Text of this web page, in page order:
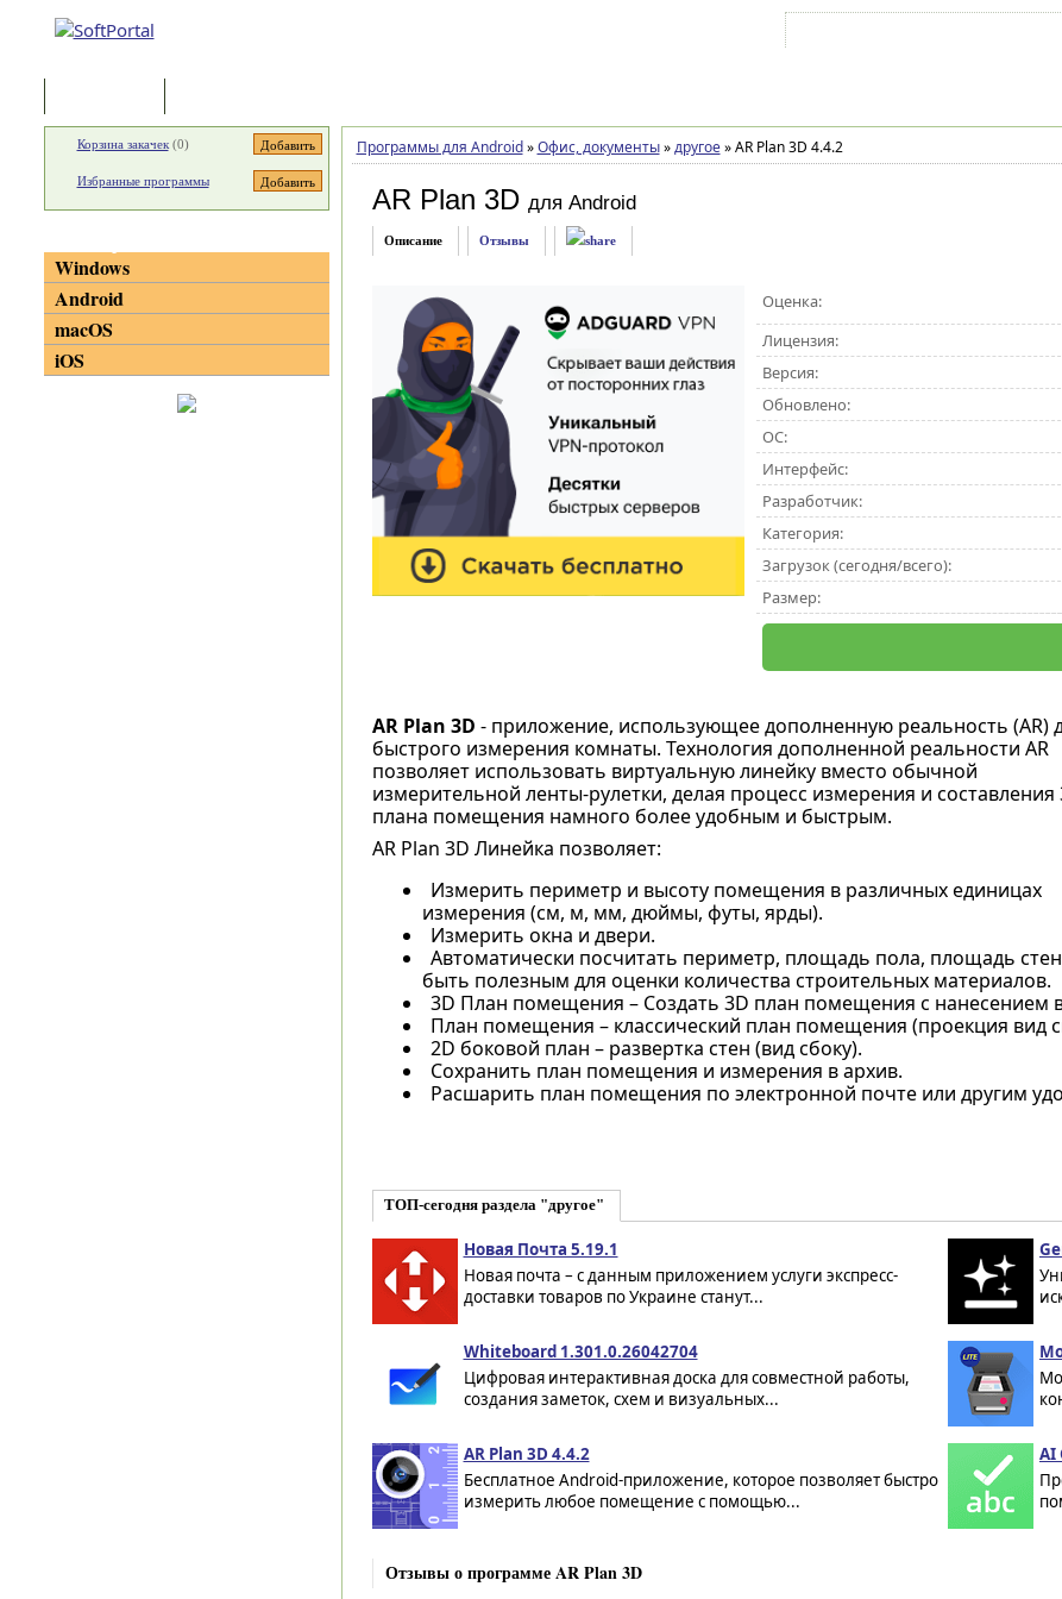
Программы для Android » Офис, документы » другое »AR Plan 3D 4.4.2
AR Plan 3D для Android
Описание Отзывы
Оценка:
Лицензия:
Версия:
Обновлено:
ОС:
Интерфейс:
Разработчик:
Категория:
Загрузок (сегодня/всего):
Размер:
AR Plan 3D - приложение, использующее дополненную реальность (AR)
быстрого измерения комнаты. Технология дополненной реальности AR
позволяет использовать виртуальную линейку вместо обычной
измерительной ленты-рулетки, делая процесс измерения и составления
плана помещения намного более удобным и быстрым.
AR Plan 3D Линейка позволяет:
Измерить периметр и высоту помещения в различных единицах
измерения (см, м, мм, дюймы, футы, ярды).
Измерить окна и двери.
Автоматически посчитать периметр, площадь пола, площадь
быть полезным для оценки количества строительных материалов.
3D План помещения – Создать 3D план помещения с нанесением
План помещения – классический план помещения (проекция вид
2D боковой план – развертка стен (вид сбоку).
Сохранить план помещения и измерения в архив.
Расшарить план помещения по электронной почте или другим
ТОП-сегодня раздела "другое"
Новая Почта 5.19.1
Новая почта – с данным приложением услуги экспресс-
доставки товаров по Украине станут...
Whiteboard 1.301.0.26042704
Цифровая интерактивная доска для совместной работы,
создания заметок, схем и визуальных...
AR Plan 3D 4.4.2
Бесплатное Android-приложение, которое позволяет быстро
измерить любое помещение с помощью...
AI
Отзывы о программе AR Plan 3D
Корзина закачек(0)
Избранные программы
Windows
Android
macOS
iOS